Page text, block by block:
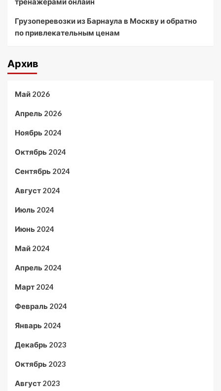
Грузоперевозки из Барнаула в Москву и обратно
по привлекательным ценам
Архив
Май 2026
Апрель 2026
Ноябрь 2024
Октябрь 2024
Сентябрь 2024
Август 2024
Июль 2024
Июнь 2024
Май 2024
Апрель 2024
Март 2024
Февраль 2024
Январь 2024
Декабрь 2023
Октябрь 2023
Август 2023